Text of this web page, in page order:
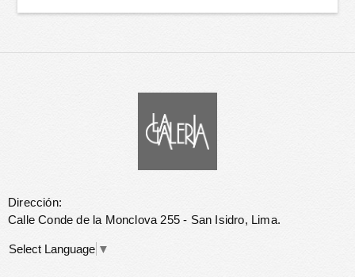
Dirección:
Calle Conde de la Monclova 255 - San Isidro, Lima.
Select Language ▼